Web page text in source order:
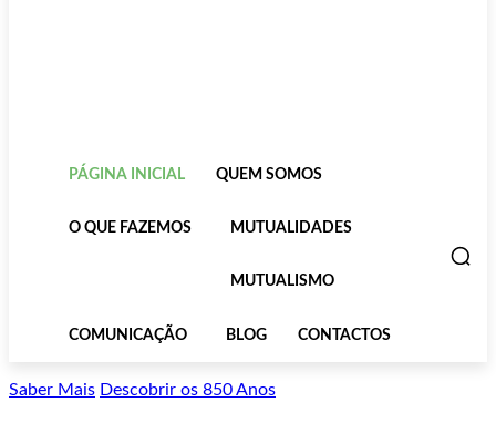
PÁGINA INICIAL QUEM SOMOS
O QUE FAZEMOS MUTUALIDADES
MUTUALISMO
COMUNICAÇÃO BLOG CONTACTOS
Saber Mais Descobrir os 850 Anos